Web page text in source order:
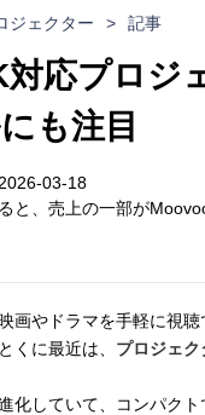
ジェクター > 記事
対応プロ
も注目
03-18
、売上の一部が
画やドラマを手軽に視
くに最近は、 プロジェ
化していて、コンパク